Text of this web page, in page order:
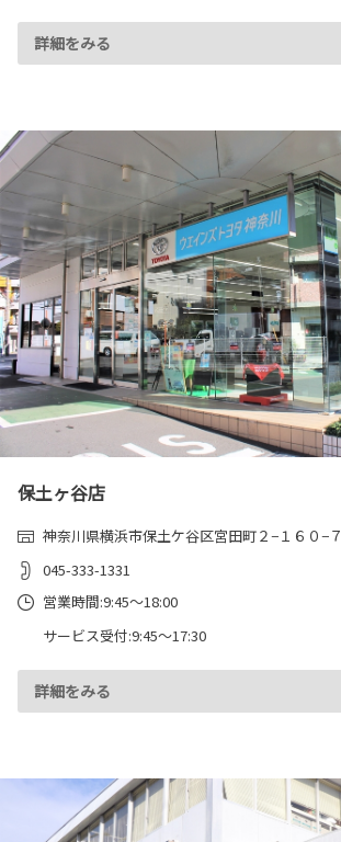
詳細をみる
保土ヶ谷店
神奈川県横浜市保土ケ谷区宮田町２−１６０−７
045-333-1331
営業時間:9:45～18:00
サービス受付:9:45～17:30
詳細をみる